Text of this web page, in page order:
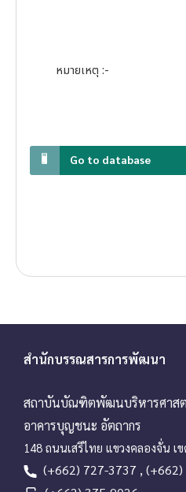
หมายเหตุ :-
Go to database
สำนักบรรณสารการพัฒนา
สถาบันบัณฑิตพัฒนบริหารศาส
อาคารบุญชนะ อัตถากร
148 ถนนเสรีไทย แขวงคลองจั่น เ
(+662) 727-3737 , (+662)